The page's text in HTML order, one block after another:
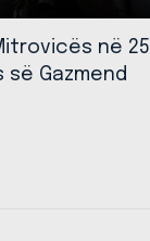
në 25
Gazmend